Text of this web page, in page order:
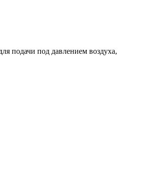
под давлением воздуха,